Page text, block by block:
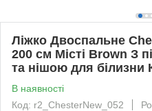
Ліжко Двоспальне
200 см Місті Brown З
та нішою для білизни
В наявності
Код: r2_ChesterNew_052